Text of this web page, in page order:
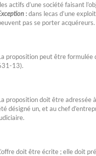
actifs d’une société faisant
: dans lecas d’une
pas se porter acquéreurs.
proposition peut être formulée
13).
proposition doit être adressée
désigné un, et au chef
doit être écrite ; elle doit